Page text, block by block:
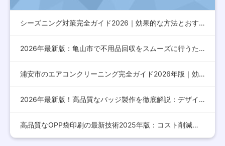
シーズニング対策完全ガイド2026｜効果的な方法とおすすめア…
2026年最新版：亀山市で不用品回収をスムーズに行うための完…
浦安市のエアコンクリーニング完全ガイド2026年版｜効果的な…
2026年最新版！高品質なバッジ製作を徹底解説：デザインから…
高品質なOPP袋印刷の最新技術2025年版：コスト削減とデザ…